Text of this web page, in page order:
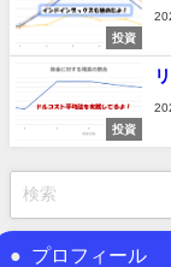
投資
投資
プロフィール